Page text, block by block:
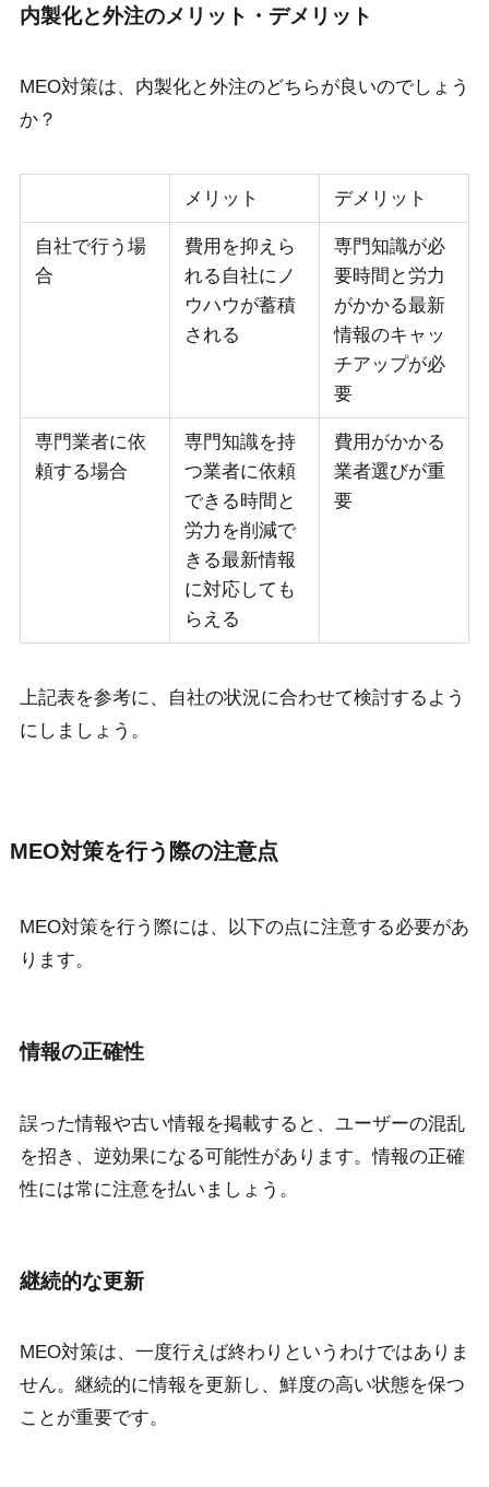
内製化と外注のメリット・デメリット
MEO対策は、内製化と外注のどちらが良いのでしょう
か？
メリット デメリット
自社で行う場
合
費用を抑えら
れる自社にノ
ウハウが蓄積
される
専門知識が必
要時間と労力
がかかる最新
情報のキャッ
チアップが必
要
専門業者に依
頼する場合
専門知識を持
つ業者に依頼
できる時間と
労力を削減で
きる最新情報
に対応しても
らえる
費用がかかる
業者選びが重
要
上記表を参考に、自社の状況に合わせて検討するよう
にしましょう。
MEO対策を行う際の注意点
MEO対策を行う際には、以下の点に注意する必要があ
ります。
情報の正確性
誤った情報や古い情報を掲載すると、ユーザーの混乱
を招き、逆効果になる可能性があります。情報の正確
性には常に注意を払いましょう。
継続的な更新
MEO対策は、一度行えば終わりというわけではありま
せん。継続的に情報を更新し、鮮度の高い状態を保つ
ことが重要です。